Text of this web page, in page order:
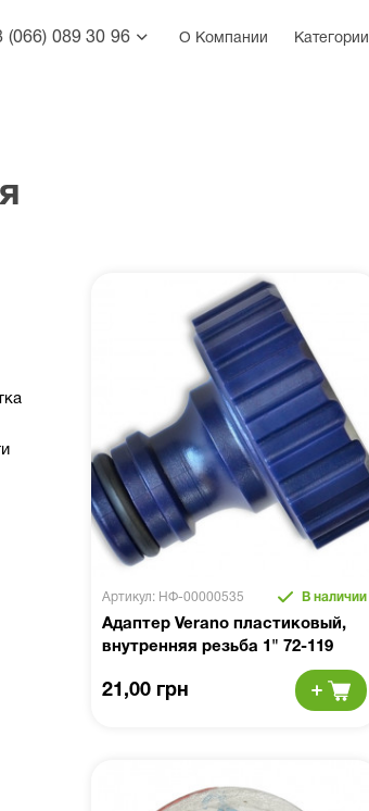
(066) 089 30 96 О Компании Категории
Артикул: НФ-00000535 В наличии
Адаптер Verano пластиковый,
внутренняя резьба 1" 72-119
21,00 грн